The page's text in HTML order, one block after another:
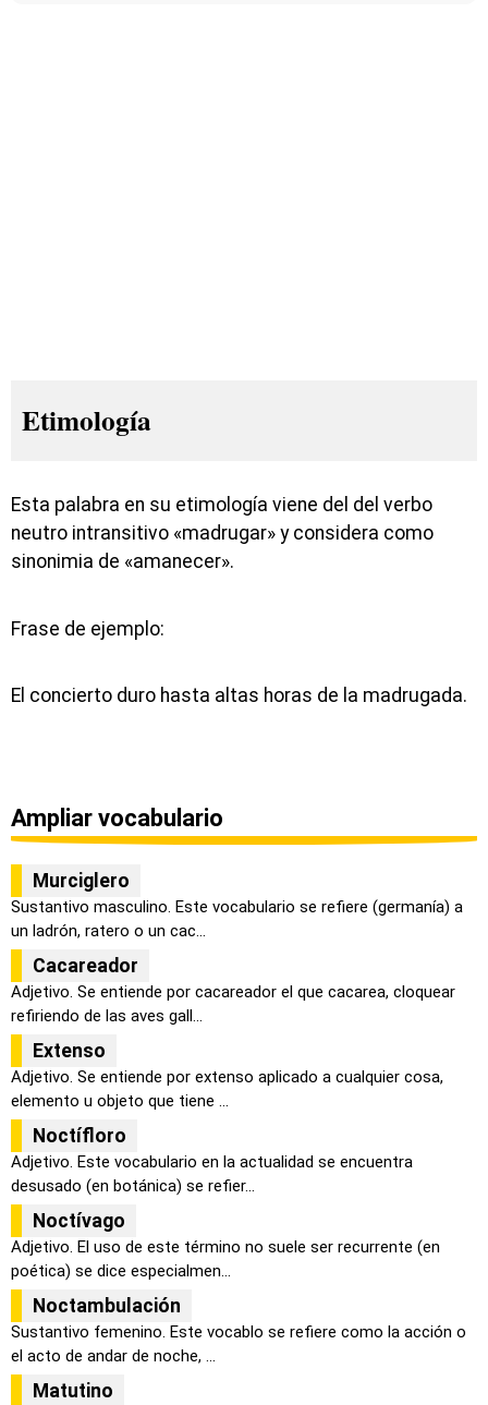
Etimología
Esta palabra en su etimología viene del del verbo
neutro intransitivo «madrugar» y considera como
sinonimia de «amanecer».
Frase de ejemplo:
El concierto duro hasta altas horas de la madrugada.
Ampliar vocabulario
Murciglero
Sustantivo masculino. Este vocabulario se refiere (germanía) a
un ladrón, ratero o un cac...
Cacareador
Adjetivo. Se entiende por cacareador el que cacarea, cloquear
refiriendo de las aves gall...
Extenso
Adjetivo. Se entiende por extenso aplicado a cualquier cosa,
elemento u objeto que tiene ...
Noctífloro
Adjetivo. Este vocabulario en la actualidad se encuentra
desusado (en botánica) se refier...
Noctívago
Adjetivo. El uso de este término no suele ser recurrente (en
poética) se dice especialmen...
Noctambulación
Sustantivo femenino. Este vocablo se refiere como la acción o
el acto de andar de noche, ...
Matutino